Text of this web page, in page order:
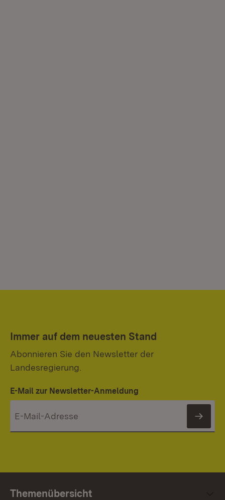
Immer auf dem neuesten Stand
Abonnieren Sie den Newsletter der
Landesregierung.
E-Mail zur Newsletter-Anmeldung
Themenübersicht